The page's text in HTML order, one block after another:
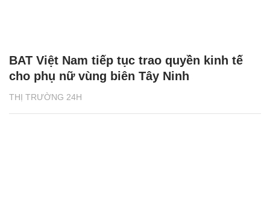
THỊ TRƯỜNG 24H
BAT Việt Nam tiếp tục trao quyền kinh tế
cho phụ nữ vùng biên Tây Ninh